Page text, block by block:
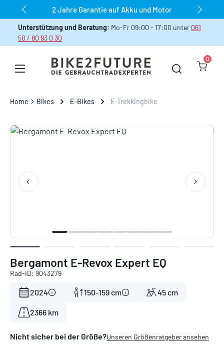
Zum Hauptinhalt springendauerhaft über 1.000 Bikes sofort verfügbar
Unterstützung und Beratung: Mo-Fr 09:00 - 17:00 unter 061
50 / 80 93 0 30
0
Home Bikes E-Bikes E-Trekkingbike
Bildergalerie überspringen
Bergamont E-Revox Expert EQ
Rad-ID: 9043279
2024 150-159 cm 45 cm
2366 km
Nicht sicher bei der Größe?Unseren Größenratgeber ansehen